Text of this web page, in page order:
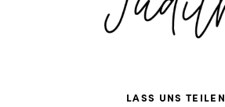
LASS UNS TEILEN